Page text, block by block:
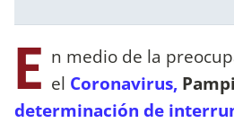
E n medio de la
el Coronavirus,
determinación de